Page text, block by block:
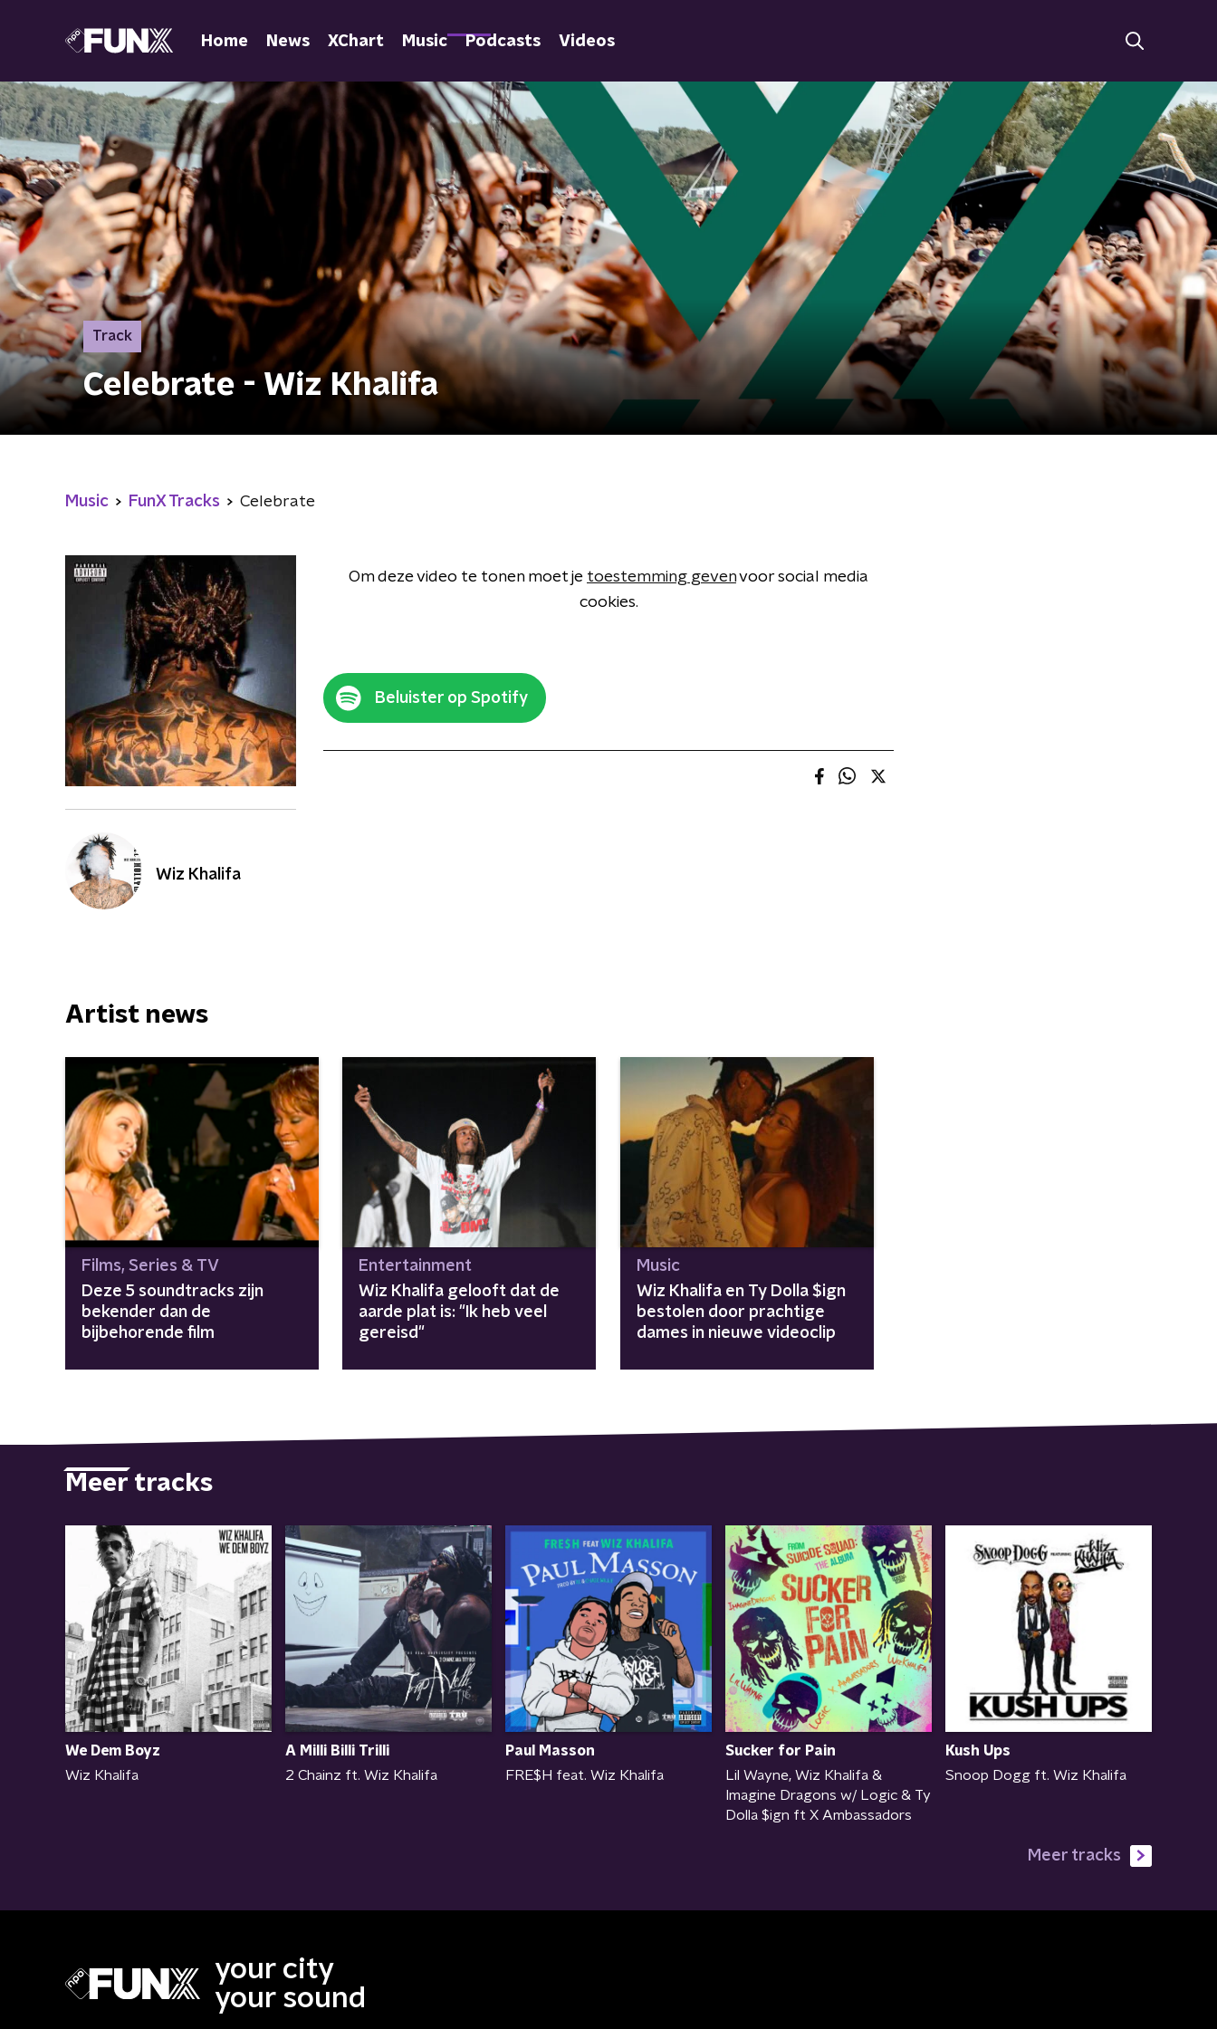
Home News XChart Music Podcasts Videos
Track
Celebrate - Wiz Khalifa
Music FunX Tracks Celebrate
Wiz Khalifa
Om deze video te tonen moet je toestemming gevenvoor social media
cookies.
Beluister op Spotify
Artist news
Films, Series & TV
Deze 5 soundtracks zijn
bekender dan de
bijbehorende film
Entertainment
Wiz Khalifa gelooft dat de
aarde plat is: "Ik heb veel
gereisd"
Music
Wiz Khalifa en Ty Dolla $ign
bestolen door prachtige
dames in nieuwe videoclip
Meer tracks
We Dem Boyz
Wiz Khalifa
A Milli Billi Trilli
2 Chainz ft. Wiz Khalifa
Paul Masson
FRE$H feat. Wiz Khalifa
Sucker for Pain
Lil Wayne, Wiz Khalifa &
Imagine Dragons w/ Logic & Ty
Dolla $ign ft X Ambassadors
Kush Ups
Snoop Dogg ft. Wiz Khalifa
Meer tracks
your city
your sound